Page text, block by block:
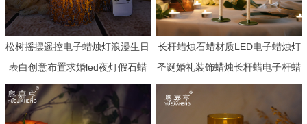
松树摇摆遥控电子蜡烛灯浪漫生日
表白创意布置求婚led夜灯假石蜡
长杆蜡烛石蜡材质LED电子蜡烛灯
圣诞婚礼装饰蜡烛长杆蜡电子杆蜡